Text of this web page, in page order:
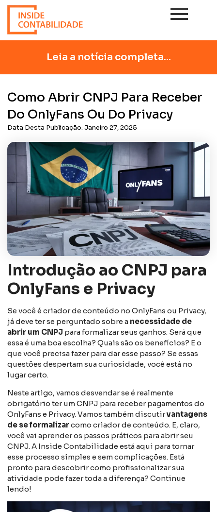
Leia a notícia completa...
Como Abrir CNPJ Para Receber
Do OnlyFans Ou Do Privacy
Data Desta Publicação: Janeiro 27, 2025
Introdução ao CNPJ para
OnlyFans e Privacy
Se você é criador de conteúdo no OnlyFans ou Privacy,
já deve ter se perguntado sobre a necessidade de
abrir um CNPJ para formalizar seus ganhos. Será que
essa é uma boa escolha? Quais são os benefícios? E o
que você precisa fazer para dar esse passo? Se essas
questões despertam sua curiosidade, você está no
lugar certo.
Neste artigo, vamos desvendar se é realmente
obrigatório ter um CNPJ para receber pagamentos do
OnlyFans e Privacy. Vamos também discutirvantagens
de se formalizar como criador de conteúdo. E, claro,
você vai aprender os passos práticos para abrir seu
CNPJ. A Inside Contabilidade está aqui para tornar
esse processo simples e sem complicações. Está
pronto para descobrir como profissionalizar sua
atividade pode fazer toda a diferença? Continue
lendo!